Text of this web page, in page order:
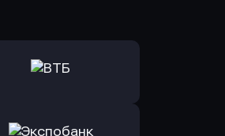
Оправить заявку